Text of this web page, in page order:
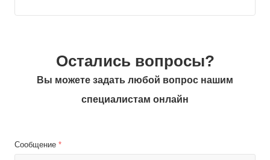
Остались вопросы?
Вы можете задать любой вопрос нашим
специалистам онлайн
Сообщение *